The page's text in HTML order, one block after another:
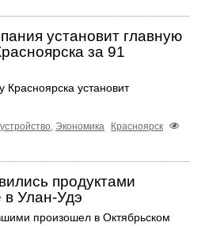
установит главную
за 91
установит
, Экономика
Красноярск
продуктами
в Улан-Удэ
произошел в Октябрьском